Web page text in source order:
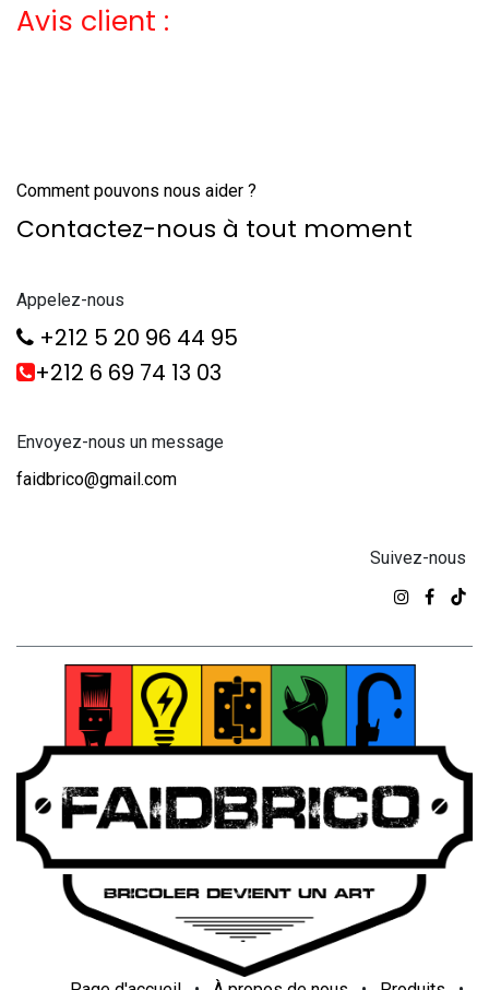
Avis client :
Comment pouvons nous aider ?
Contactez-nous à tout moment
Appelez-nous
+212 5 20 96 44 95
+212 6 69 74 13 03
Envoyez-nous un message
faidbrico@gmail.com
Suivez-nous